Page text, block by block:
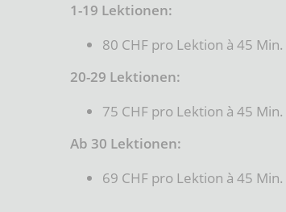
1-19 Lektionen:
80 CHF pro Lektion à 45 Min.
20-29 Lektionen:
75 CHF pro Lektion à 45 Min.
Ab 30 Lektionen:
69 CHF pro Lektion à 45 Min.